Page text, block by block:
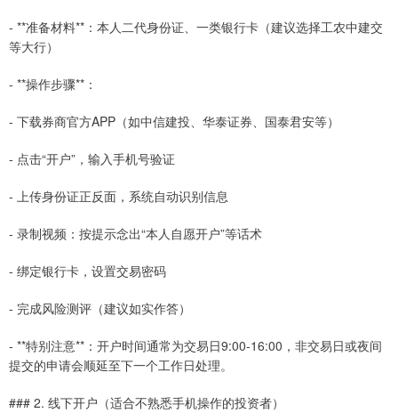
- **准备材料**：本人二代身份证、一类银行卡（建议选择工农中建交
等大行）
- **操作步骤**：
- 下载券商官方APP（如中信建投、华泰证券、国泰君安等）
- 点击“开户”，输入手机号验证
- 上传身份证正反面，系统自动识别信息
- 录制视频：按提示念出“本人自愿开户”等话术
- 绑定银行卡，设置交易密码
- 完成风险测评（建议如实作答）
- **特别注意**：开户时间通常为交易日9:00-16:00，非交易日或夜间
提交的申请会顺延至下一个工作日处理。
### 2. 线下开户（适合不熟悉手机操作的投资者）